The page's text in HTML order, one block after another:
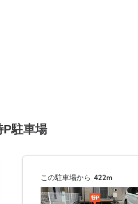
P駐車場
この駐車場から 422m